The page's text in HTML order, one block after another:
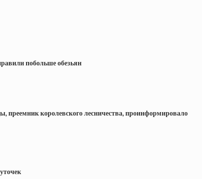
побольше обезьян
преемник королевского лесничества, проинформировало